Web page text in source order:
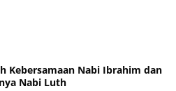
Kebersamaan Nabi Ibrahim dan
Nabi Luth